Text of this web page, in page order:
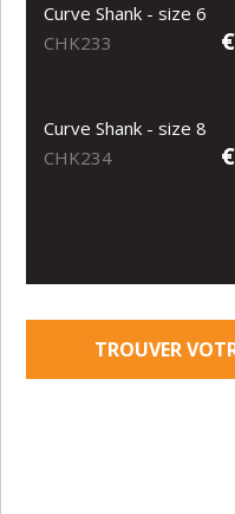
Curve Shank - size 6
CHK233
Curve Shank - size 8
CHK234
TROUVER